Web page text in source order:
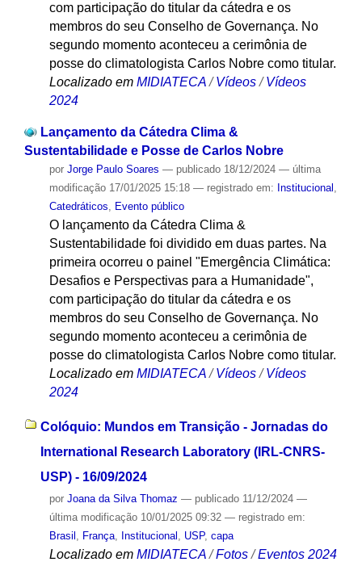
com participação do titular da cátedra e os
membros do seu Conselho de Governança. No
segundo momento aconteceu a cerimônia de
posse do climatologista Carlos Nobre como titular.
Localizado em MIDIATECA /Vídeos /Vídeos
2024
Lançamento da Cátedra Clima &
Sustentabilidade e Posse de Carlos Nobre
por Jorge Paulo Soares — publicado18/12/2024 — última
modificação17/01/2025 15:18 — registrado em: Institucional
Catedráticos
Evento público
O lançamento da Cátedra Clima &
Sustentabilidade foi dividido em duas partes. Na
primeira ocorreu o painel "Emergência Climática:
Desafios e Perspectivas para a Humanidade",
com participação do titular da cátedra e os
membros do seu Conselho de Governança. No
segundo momento aconteceu a cerimônia de
posse do climatologista Carlos Nobre como titular.
Localizado em MIDIATECA /Vídeos /Vídeos
2024
Colóquio: Mundos em Transição - Jornadas do
International Research Laboratory (IRL-CNRS-
USP) - 16/09/2024
por Joana da Silva Thomaz — publicado11/12/2024 —
última modificação10/01/2025 09:32 — registrado em:
Brasil
França, Institucional USP, capa
Localizado em MIDIATECA /Fotos /Eventos 2024